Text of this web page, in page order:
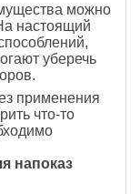
можно
настоящий
уберечь
применения
что-то
напоказ